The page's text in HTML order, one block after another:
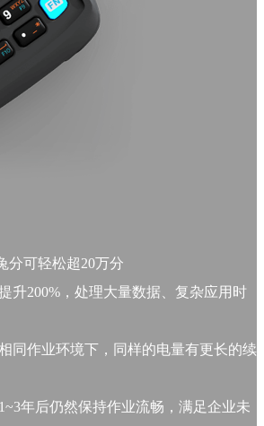
分可轻松超20万分
升200%，处理大量数据、复杂应用时
同作业环境下，同样的电量有更长的续
年后仍然保持作业流畅，满足企业未